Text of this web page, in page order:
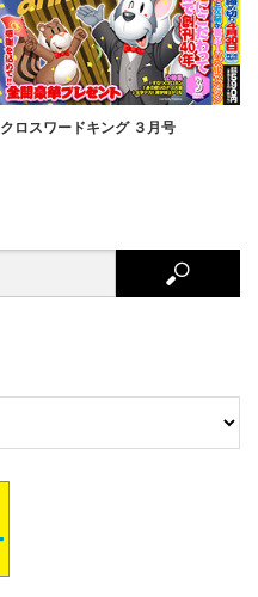
クロスワードキング ３月号